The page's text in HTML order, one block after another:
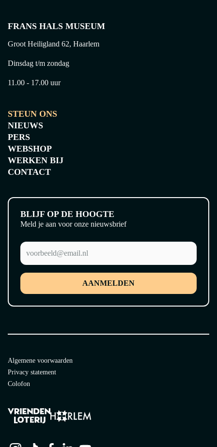
FRANS HALS MUSEUM
Groot Heiligland 62, Haarlem
Dinsdag t/m zondag
11.00 - 17.00 uur
STEUN ONS
NIEUWS
PERS
WEBSHOP
WERKEN BIJ
CONTACT
BLIJF OP DE HOOGTE
Meld je aan voor onze nieuwsbrief
AANMELDEN
Algemene voorwaarden
Privacy statement
Colofon